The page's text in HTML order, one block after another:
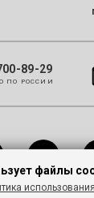
89-29
ПО РОССИИ
файлы